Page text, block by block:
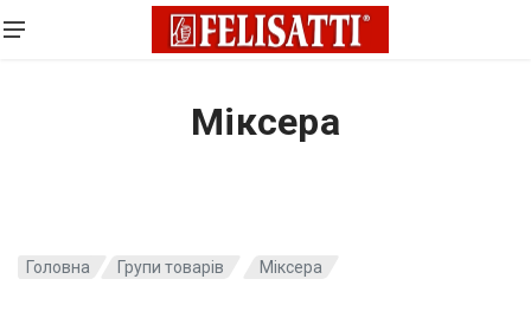
Міксера
Головна Групи товарів Міксера